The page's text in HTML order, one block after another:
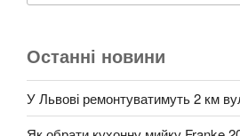
Останні новини
У Львові ремонтуватимуть 2 км